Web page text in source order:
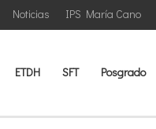
IPS María Cano
Noticias
ETDH SFT Posgrado